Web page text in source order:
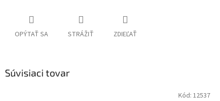
OPÝTAŤ SA STRÁŽIŤ ZDIEĽAŤ
Súvisiaci tovar
Kód: 12537